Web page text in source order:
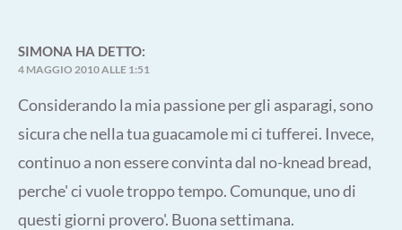
SIMONA HA DETTO:
4 MAGGIO 2010 ALLE 1:51
Considerando la mia passione per gli asparagi, sono
sicura che nella tua guacamole mi ci tufferei. Invece,
continuo a non essere convinta dal no-knead bread,
perche' ci vuole troppo tempo. Comunque, uno di
questi giorni provero'. Buona settimana.